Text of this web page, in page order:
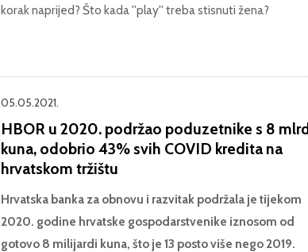
korak naprijed? Što kada ''play'' treba stisnuti žena?
05.05.2021.
HBOR u 2020. podržao poduzetnike s 8
kuna, odobrio 43% svih COVID kredita na
hrvatskom tržištu
Hrvatska banka za obnovu i razvitak podržala je tijekom
2020. godine hrvatske gospodarstvenike iznosom od
gotovo 8 milijardi kuna, što je 13 posto više nego 2019.